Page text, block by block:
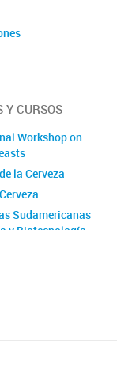
Y CURSOS
Workshop on
la Cerveza
Sudamericanas
y Biotecnología